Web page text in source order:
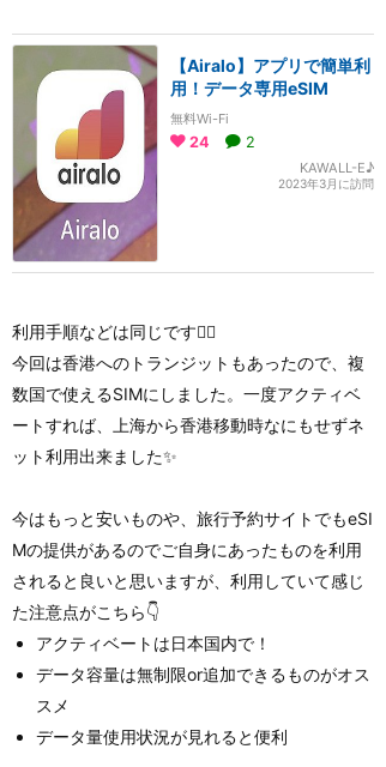
【Airalo】アプリで簡単利
用！データ専用eSIM
無料Wi-Fi
24 2
KAWALL-E♪
2023年3月に訪問
利用手順などは同じです🙆‍♀️
今回は香港へのトランジットもあったので、複
数国で使えるSIMにしました。一度アクティベ
ートすれば、上海から香港移動時なにもせずネ
ット利用出来ました✨
今はもっと安いものや、旅行予約サイトでもeSI
Mの提供があるのでご自身にあったものを利用
されると良いと思いますが、利用していて感じ
た注意点がこちら👇
アクティベートは日本国内で！
データ容量は無制限or追加できるものがオス
スメ
データ量使用状況が見れると便利